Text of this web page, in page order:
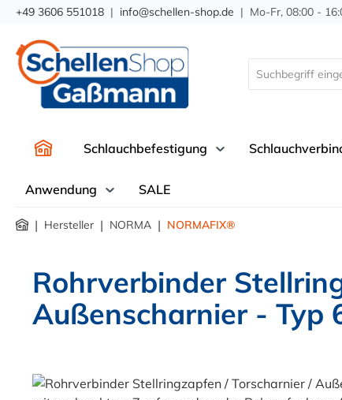
Zur Hauptnavigation springen
+49 3606 551018 | info@schellen-shop.de | Mo-Fr, 08:00 -
Schlauchbefestigung
Anwendung SALE
| Hersteller | NORMA | NORMAFIX®
Rohrverbinder
Außenscharnier - Typ
Bildergalerie überspringen